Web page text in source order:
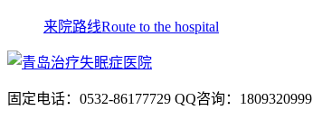
来院路线Route to the hospital
固定电话： 0532-86177729 QQ咨询： 1809320999